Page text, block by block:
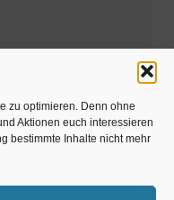
zu optimieren. Denn ohne
Aktionen euch interessieren
bestimmte Inhalte nicht mehr